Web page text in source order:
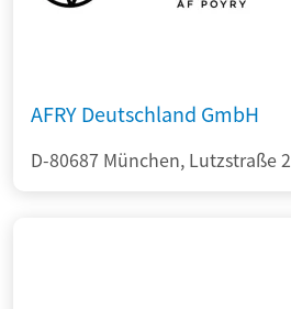
AFRY Deutschland GmbH
D-80687 München, Lutzstraße 2